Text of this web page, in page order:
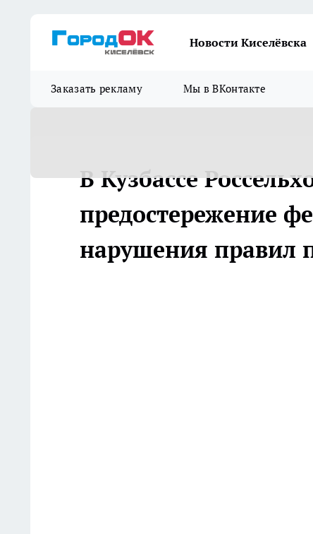
Новости Киселёвска
Заказать рекламу Мы в ВКонтакте
В Кузбассе
предостережение
нарушения правил